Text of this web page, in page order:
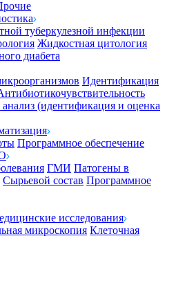
туберкулезной инфекции
Жидкостная цитология
диабета
Идентификация
(идентификация и оценка
Программное обеспечение
ГМИ Патогены в
Сырьевой состав Программное
исследования
микроскопия Клеточная